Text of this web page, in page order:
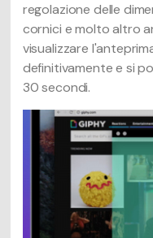
regolazione delle
cornici e molto altro
visualizzare
definitivamente e si
30 secondi.